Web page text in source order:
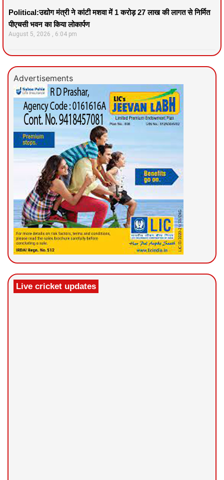
Political:उद्योग मंत्री ने कांटी मशवा में 1 करोड़ 27 लाख की लागत से निर्मित
पीएचसी भवन का किया लोकार्पण
August 5, 2026 6:04 pm
Advertisements
Live cricket updates